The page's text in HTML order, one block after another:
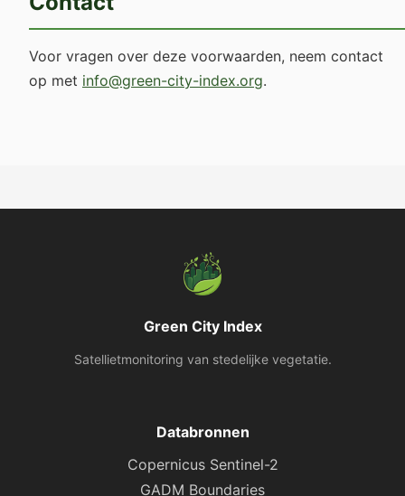
Voor vragen over deze voorwaarden, neem contact
op met info@green-city-index.org.
Green City Index
Satellietmonitoring van stedelijke vegetatie.
Databronnen
Copernicus Sentinel-2
GADM Boundaries